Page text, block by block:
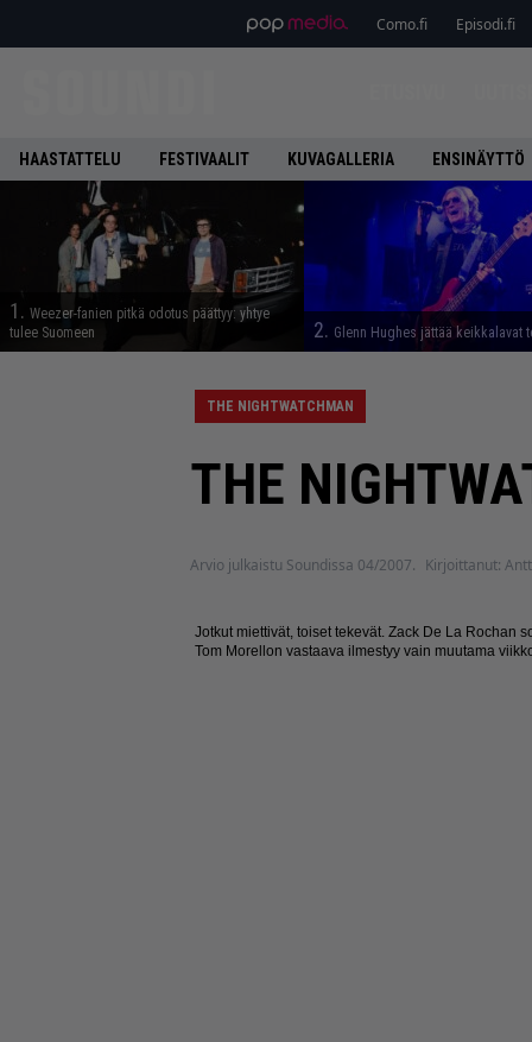
Como.fi Episodi.fi
HAASTATTELU FESTIVAALIT KUVAGALLERIA ENSINÄYTTÖ
1. Weezer-fanien pitkä odotus päättyy: yhtye
tulee Suomeen
2. Glenn Hughes jättää keikkalavat
THE NIGHTWATCHMAN
THE
Arvio julkaistu Soundissa 04/2007. Kirjoittanut:
Jotkut miettivät, toiset tekevät. Zack De La Rochan
Tom Morellon vastaava ilmestyy vain muutama